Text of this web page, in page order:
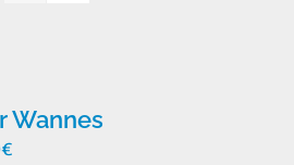
Wannes
€